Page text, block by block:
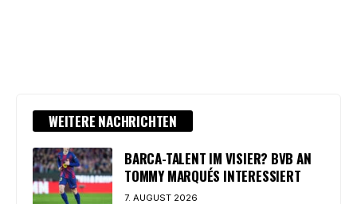
WEITERE NACHRICHTEN
BARCA-TALENT IM VISIER? BVB AN
TOMMY MARQUÉS INTERESSIERT
7. AUGUST 2026